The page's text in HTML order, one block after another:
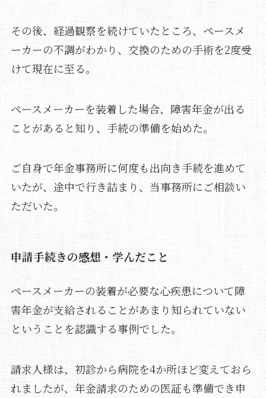
その後、経過観察を続けていたところ、ペースメ
ーカーの不調がわかり、交換のための手術を2度受
けて現在に至る。
ペースメーカーを装着した場合、障害年金が出る
ことがあると知り、手続の準備を始めた。
ご自身で年金事務所に何度も出向き手続を進めて
いたが、途中で行き詰まり、当事務所にご相談い
ただいた。
申請手続きの感想・学んだこと
ペースメーカーの装着が必要な心疾患について障
害年金が支給されることがあまり知られていない
ということを認識する事例でした。
請求人様は、初診から病院を4か所ほど変えておら
れましたが、年金請求のための医証も準備でき申